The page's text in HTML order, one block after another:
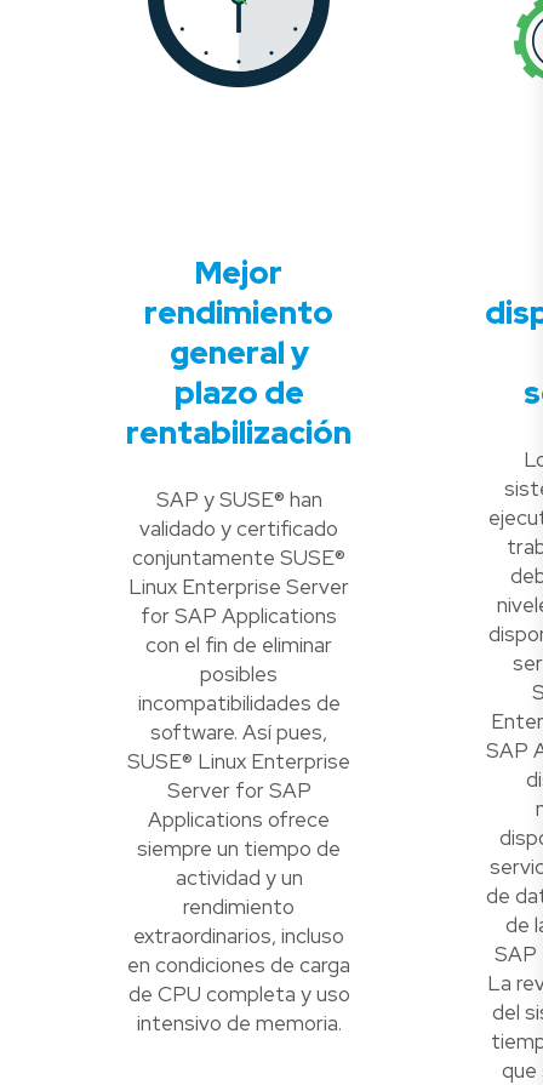
Mejor
rendimiento
general y
plazo de
rentabilización
SAP y SUSE® han
validado y certificado
conjuntamente SUSE®
Linux Enterprise Server
for SAP Applications
con el fin de eliminar
posibles
incompatibilidades de
software. Así pues,
SUSE® Linux Enterprise
Server for SAP
Applications ofrece
siempre un tiempo de
actividad y un
rendimiento
extraordinarios, incluso
en condiciones de carga
de CPU completa y uso
intensivo de memoria.
SAP
de
de
SAP
La
del
que